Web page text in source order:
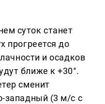
суток станет
прогреется до
и осадков
ближе к +30°.
сменит
западный (3 м/с с